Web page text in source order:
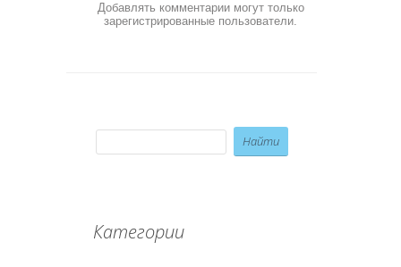
Добавлять комментарии могут только
зарегистрированные пользователи.
Категории